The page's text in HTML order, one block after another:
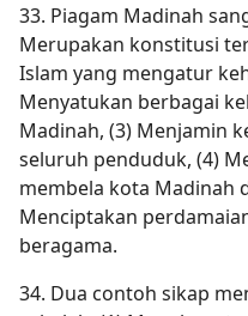
33. Piagam Madinah
Merupakan konstitusi
Islam yang mengatur
Menyatukan berbagai
Madinah, (3) Menjamin
seluruh penduduk, (4)
membela kota Madinah
Menciptakan
beragama.
34. Dua contoh sikap